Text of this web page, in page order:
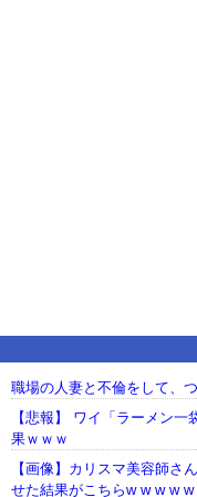
職場の人妻と不倫をして、つ
【悲報】 ワイ「ラーメン
果ｗｗｗ
【画像】カリスマ美容師さ
せた結果がこちらw w w w